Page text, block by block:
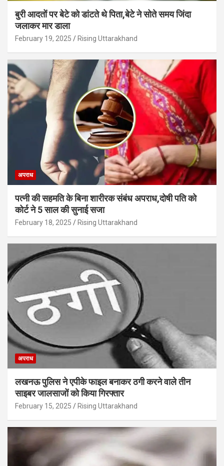
बुरी आदतों पर बेटे को डांटते थे पिता,बेटे ने सोते समय जिंदा
जलाकर मार डाला
February 19, 2025 Rising Uttarakhand
अपराध
पत्नी की सहमति के बिना शारीरक संबंध अपराध,दोषी पति को
कोर्ट ने 5 साल की सुनाई सजा
February 18, 2025 Rising Uttarakhand
अपराध
लखनऊ पुलिस ने एपीके फाइल बनाकर ठगी करने वाले तीन
साइबर जालसाजों को किया गिरफ्तार
February 15, 2025 Rising Uttarakhand